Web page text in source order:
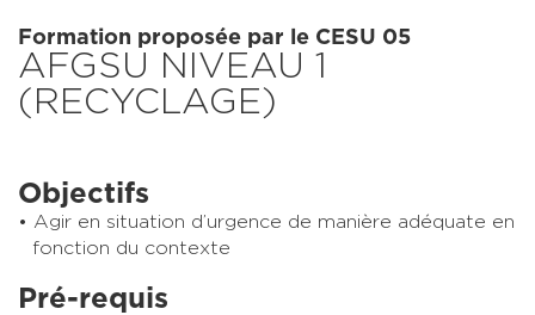
Formation proposée par le CESU 05
AFGSU NIVEAU 1
(RECYCLAGE)
Objectifs
Agir en situation d’urgence de manière adéquate en
fonction du contexte
Pré-requis